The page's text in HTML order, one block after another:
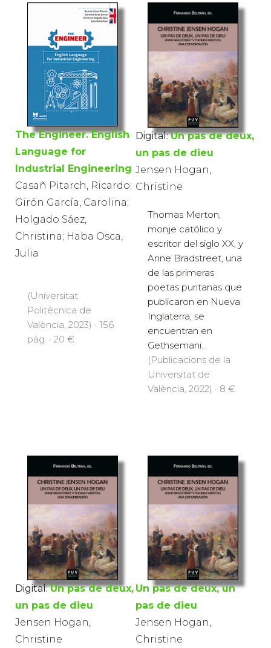
The Engineer. English
Language for
Industrial Engineering
Casañ Pitarch, Ricardo;
Girón García, Carolina;
Holgado Sáez,
Christina; Haba Osca,
Julia
(Universitat
Politècnica de
València, 2023) · 156
pàg. · 20 €
Digital: Un pas de deux,
un pas de dieu
Jensen Hogan,
Christine
Thomas Merton,
monje católico y
escritor del siglo XX, y
Anne Bradstreet, una
de las primeras
poetas puritanas que
publicaron en Nueva
Inglaterra, se
encuentran en
Gethsemani...
(Publicacions de la
Universitat de
València, 2022) · 8 €
Digital: Un pas de deux,
un pas de dieu
Jensen Hogan,
Christine
Un pas de deux, un
pas de dieu
Jensen Hogan,
Christine